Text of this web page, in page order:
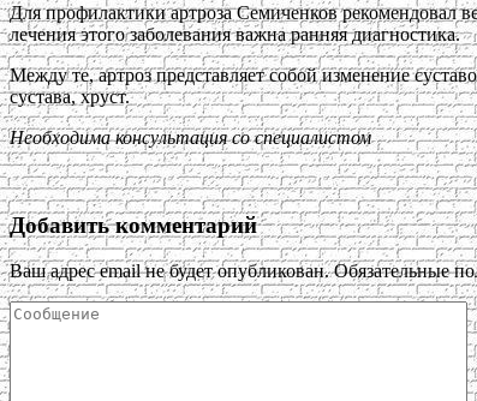
Для профилактики артроза Семиченков рекомендовал
лечения этого заболевания важна ранняя диагностика.
Между те, артроз представляет собой изменение
сустава, хруст.
Необходима консультация со специалистом
Добавить комментарий
Ваш адрес email не будет опубликован. Обязательные